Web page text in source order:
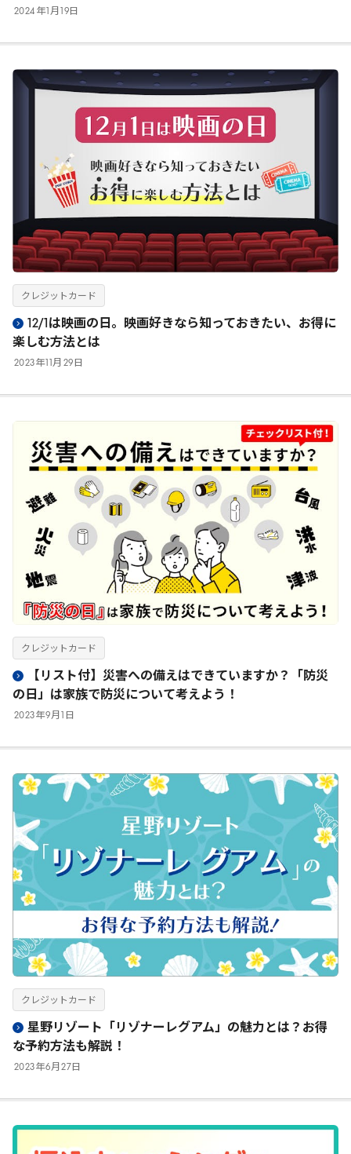
2024 年 月 19 日
12/1は映画の日。映画好きなら知っておきたい、お得に
楽しむ方法とは
2023年11月 29 日
クレジットカード
【リスト付】災害への備えはできていますか？「防災
の日」は家族で防災について考えよう！
2023年9月 日
クレジットカード
星野リゾート「リゾナーレグアム」の魅力とは？お得
な予約方法も解説！
2023年6月 27 日
クレジットカード